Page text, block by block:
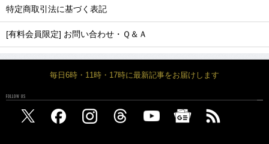
特定商取引法に基づく表記
[有料会員限定] お問い合わせ・Ｑ＆Ａ
毎日6時・11時・17時に最新記事をお届けします
FOLLOW US